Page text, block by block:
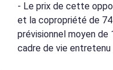
- Le prix de cette
et la copropriété de
prévisionnel moyen de
cadre de vie entretenu